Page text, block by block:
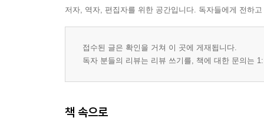
저자, 역자, 편집자를 위한 공간입니다. 독자들에게 전하
접수된 글은 확인을 거쳐 이 곳에 게재됩니다.
독자 분들의 리뷰는 리뷰 쓰기를, 책에 대한 문의는
책 속으로